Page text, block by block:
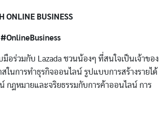
BUSINESS
มือร่วมกับ Lazada ชวนน้องๆ ที่สนใจเป็นเจ้าของ
ในการทำธุรกิจออนไลน์ รูปแบบการสร้างรายได้
กฎหมายและจริยธรรมกับการค้าออนไลน์ การ